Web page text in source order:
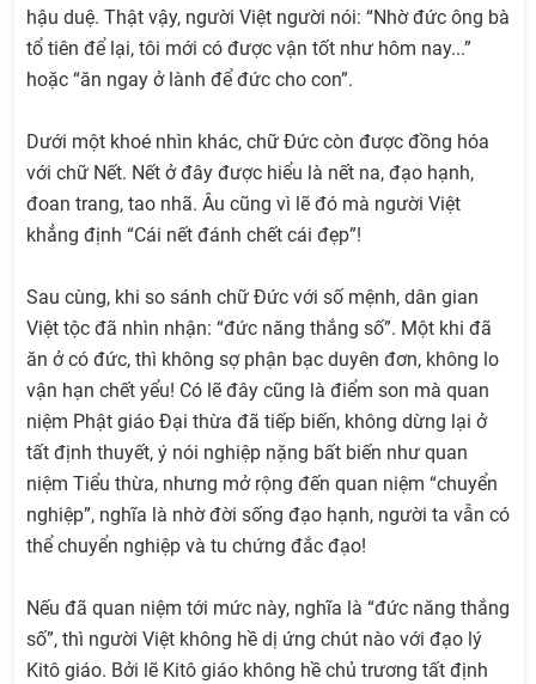
hậu duệ. Thật vậy, người Việt người nói: “Nhờ đức ông bà
tổ tiên để lại, tôi mới có được vận tốt như hôm nay...”
hoặc “ăn ngay ở lành để đức cho con”.
Dưới một khoé nhìn khác, chữ Đức còn được đồng hóa
với chữ Nết. Nết ở đây được hiểu là nết na, đạo hạnh,
đoan trang, tao nhã. Âu cũng vì lẽ đó mà người Việt
khẳng định “Cái nết đánh chết cái đẹp”!
Sau cùng, khi so sánh chữ Đức với số mệnh, dân gian
Việt tộc đã nhìn nhận: “đức năng thắng số”. Một khi đã
ăn ở có đức, thì không sợ phận bạc duyên đơn, không lo
vận hạn chết yểu! Có lẽ đây cũng là điểm son mà quan
niệm Phật giáo Đại thừa đã tiếp biến, không dừng lại ở
tất định thuyết, ý nói nghiệp nặng bất biến như quan
niệm Tiểu thừa, nhưng mở rộng đến quan niệm “chuyển
nghiệp”, nghĩa là nhờ đời sống đạo hạnh, người ta vẫn có
thể chuyển nghiệp và tu chứng đắc đạo!
Nếu đã quan niệm tới mức này, nghĩa là “đức năng thắng
số”, thì người Việt không hề dị ứng chút nào với đạo lý
Kitô giáo. Bởi lẽ Kitô giáo không hề chủ trương tất định